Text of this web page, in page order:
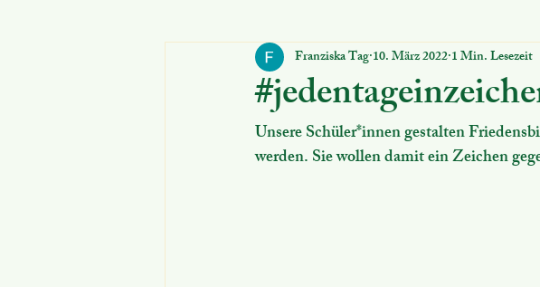
Für Schüler:innen Schulanmeldung Nützliches
Franziska Tag 10. März 2022 1 Min. Lesezeit
Unsere Schüler*innen gestalten
werden. Sie wollen damit ein Zeichen